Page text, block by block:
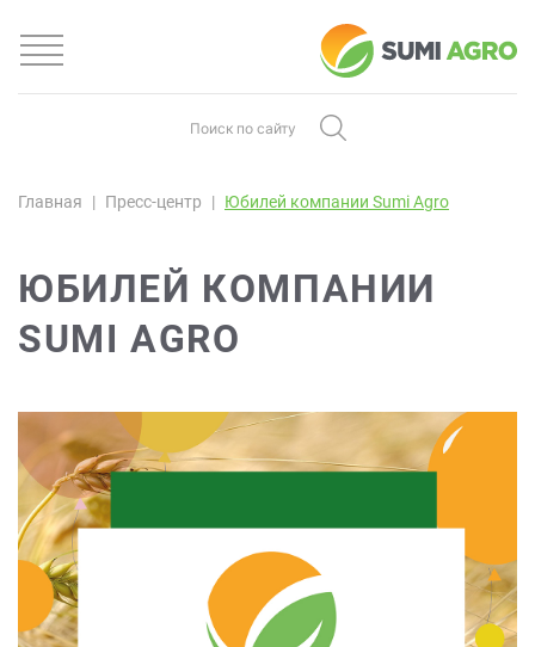
Главная Пресс-центр Юбилей компании Sumi Agro
ЮБИЛЕЙ КОМПАНИИ
SUMI AGRO